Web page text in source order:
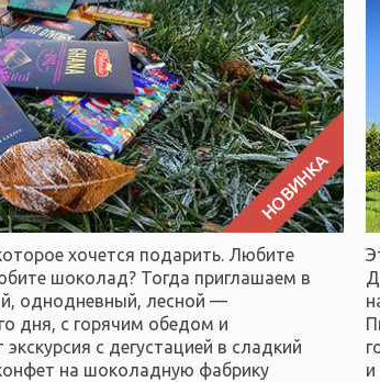
НОВИНКА
хочется подарить. Любите
шоколад? Тогда приглашаем в
однодневный, лесной —
дня, с горячим обедом и
с дегустацией в сладкий
на шоколадную фабрику
и